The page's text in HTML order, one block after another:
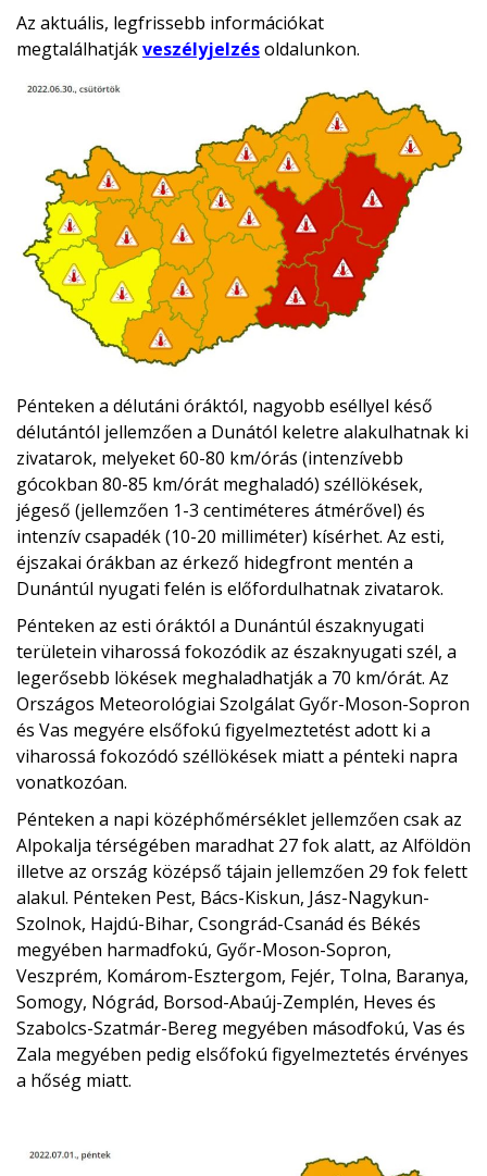
Az aktuális, legfrissebb információkat
megtalálhatjákveszélyjelzésoldalunkon.
Pénteken a délutáni óráktól, nagyobb eséllyel késő
délutántól jellemzően a Dunától keletre alakulhatnak ki
zivatarok, melyeket 60-80 km/órás (intenzívebb
gócokban 80-85 km/órát meghaladó) széllökések,
jégeső (jellemzően 1-3 centiméteres átmérővel) és
intenzív csapadék (10-20 milliméter) kísérhet. Az esti,
éjszakai órákban az érkező hidegfront mentén a
Dunántúl nyugati felén is előfordulhatnak zivatarok.
Pénteken az esti óráktól a Dunántúl északnyugati
területein viharossá fokozódik az északnyugati szél, a
legerősebb lökések meghaladhatják a 70 km/órát. Az
Országos Meteorológiai Szolgálat Győr-Moson-Sopron
és Vas megyére elsőfokú figyelmeztetést adott ki a
viharossá fokozódó széllökések miatt a pénteki napra
vonatkozóan.
Pénteken a napi középhőmérséklet jellemzően csak az
Alpokalja térségében maradhat 27 fok alatt, az Alföldön
illetve az ország középső tájain jellemzően 29 fok felett
alakul. Pénteken Pest, Bács-Kiskun, Jász-Nagykun-
Szolnok, Hajdú-Bihar, Csongrád-Csanád és Békés
megyében harmadfokú, Győr-Moson-Sopron,
Veszprém, Komárom-Esztergom, Fejér, Tolna, Baranya,
Somogy, Nógrád, Borsod-Abaúj-Zemplén, Heves és
Szabolcs-Szatmár-Bereg megyében másodfokú, Vas és
Zala megyében pedig elsőfokú figyelmeztetés érvényes
a hőség miatt.